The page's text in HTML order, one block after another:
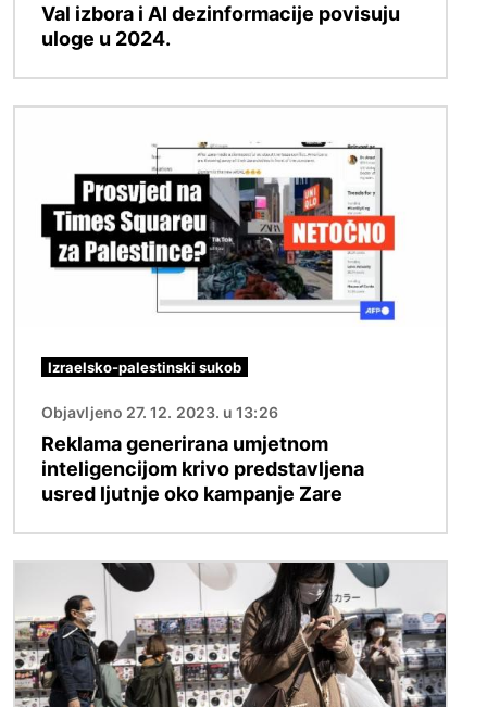
Val izbora i AI dezinformacije povisuju
uloge u 2024.
Izraelsko-palestinski sukob
Objavljeno 27. 12. 2023. u 13:26
Reklama generirana umjetnom
inteligencijom krivo predstavljena
usred ljutnje oko kampanje Zare